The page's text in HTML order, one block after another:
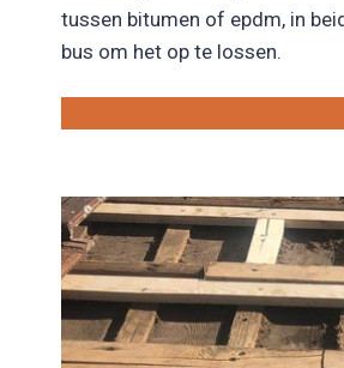
tussen bitumen of epdm, in
bus om het op te lossen.